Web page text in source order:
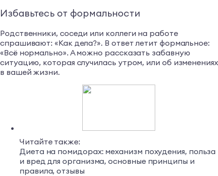
Избавьтесь от формальности
Родственники, соседи или коллеги на работе
спрашивают: «Как дела?». В ответ летит формальное:
«Всё нормально». А можно рассказать забавную
ситуацию, которая случилась утром, или об изменениях
в вашей жизни.
Читайте также:
Диета на помидорах: механизм похудения, польза
и вред для организма, основные принципы и
правила, отзывы